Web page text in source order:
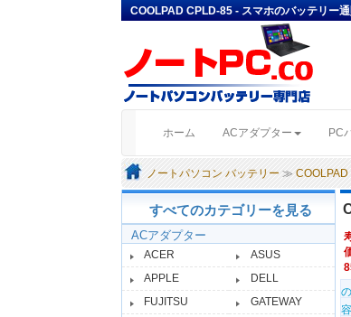
COOLPAD CPLD-85 - スマホのバッテリー
ホーム (current)ACアダプター PC
ノートパソコン バッテリー ≫COOLPAD
すべてのカテゴリーを見る
ACアダプター
ACER
ASUS
APPLE
DELL
FUJITSU
GATEWAY